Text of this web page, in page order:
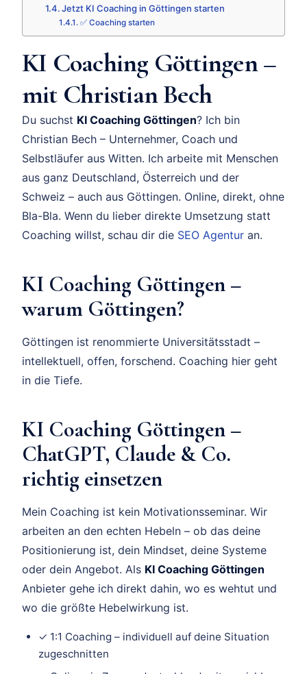
Jetzt KI Coaching in Göttingen starten
✅ Coaching starten
KI Coaching Göttingen –
mit Christian Bech
Du suchst KI Coaching Göttingen? Ich bin
Christian Bech – Unternehmer, Coach und
Selbstläufer aus Witten. Ich arbeite mit Menschen
aus ganz Deutschland, Österreich und der
Schweiz – auch aus Göttingen. Online, direkt, ohne
Bla-Bla. Wenn du lieber direkte Umsetzung statt
Coaching willst, schau dir die SEO Agentur an.
KI Coaching Göttingen –
warum Göttingen?
Göttingen ist renommierte Universitätsstadt –
intellektuell, offen, forschend. Coaching hier geht
in die Tiefe.
KI Coaching Göttingen –
ChatGPT, Claude & Co.
richtig einsetzen
Mein Coaching ist kein Motivationsseminar. Wir
arbeiten an den echten Hebeln – ob das deine
Positionierung ist, dein Mindset, deine Systeme
oder dein Angebot. Als KI Coaching Göttingen
Anbieter gehe ich direkt dahin, wo es wehtut und
wo die größte Hebelwirkung ist.
✓ 1:1 Coaching – individuell auf deine Situation
zugeschnitten